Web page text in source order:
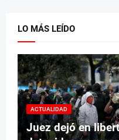
LO MÁS LEÍDO
ACTUALIDAD
Juez dejó en